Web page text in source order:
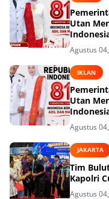
Utan
Agustus
IKLAN
Utan
Agustus
JAKARTA
Tim
Kapolri
Agustus